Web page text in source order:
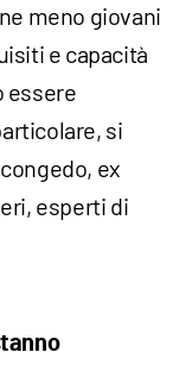
meno giovani
e capacità
essere
si
ex
esperti di